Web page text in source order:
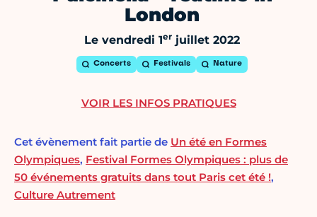
London
Le vendredi 1er juillet 2022
Concerts Festivals Nature
Cet évènement fait partie de Un été en Formes
Olympiques, Festival Formes Olympiques : plus de
50 événements gratuits dans tout Paris cet été !,
Culture Autrement
VOIR LES INFOS PRATIQUES